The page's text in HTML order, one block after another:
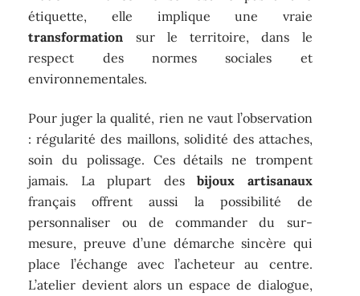
étiquette, elle implique une vraie
transformation sur le territoire, dans le
respect des normes sociales et
environnementales.
Pour juger la qualité, rien ne vaut l’observation
: régularité des maillons, solidité des attaches,
soin du polissage. Ces détails ne trompent
jamais. La plupart desbijoux artisanaux
français offrent aussi la possibilité de
personnaliser ou de commander du sur-
mesure, preuve d’une démarche sincère qui
place l’échange avec l’acheteur au centre.
L’atelier devient alors un espace de dialogue,